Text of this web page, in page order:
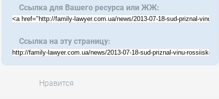
Ссылка для Вашего ресурса или ЖЖ:
Ссылка на эту страницу:
Нравится